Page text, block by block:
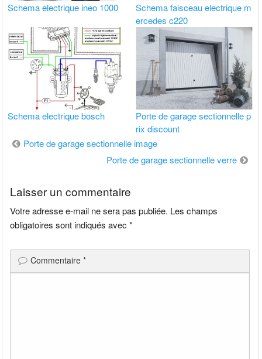
Schema electrique ineo 1000
Schema faisceau electrique m
ercedes c220
Schema electrique bosch
Porte de garage sectionnelle p
rix discount
Navigation
Porte de garage sectionnelle image
Porte de garage sectionnelle verre
Laisser un commentaire
Votre adresse e-mail ne sera pas publiée. Les champs
obligatoires sont indiqués avec*
Commentaire*